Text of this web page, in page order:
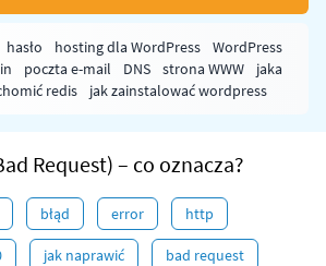
hasło hosting dla WordPress
WordPress
poczta e-mail DNS strona WWW
jaka
redis jak zainstalować wordpress
Request) – co oznacza?
błąd error http
jak naprawić bad request